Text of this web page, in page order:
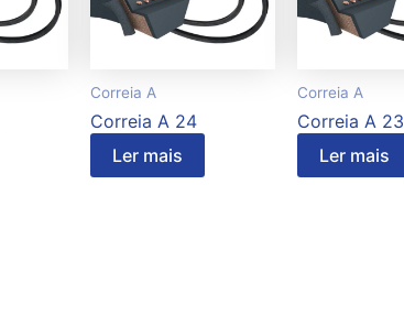
Correia A
Correia A 24
Ler mais
Correia A
Correia A 23
Ler mais